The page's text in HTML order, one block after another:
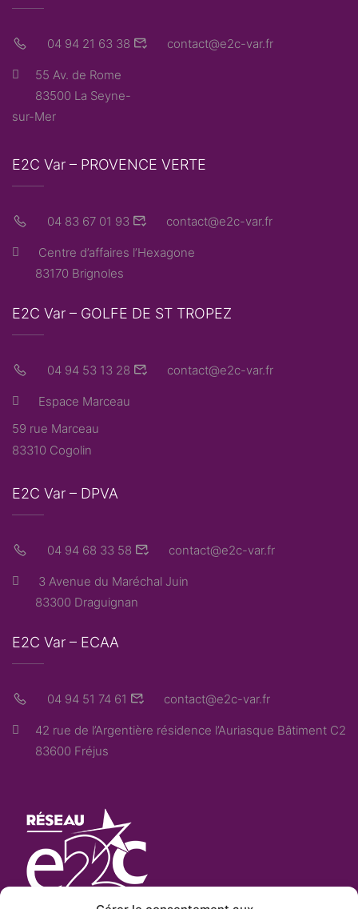
04 94 21 63 38 contact@e2c-var.fr
55 Av. de Rome
83500 La Seyne-
sur-Mer
E2C Var – PROVENCE VERTE
04 83 67 01 93 contact@e2c-var.fr
Centre d’affaires l’Hexagone
83170 Brignoles
E2C Var – GOLFE DE ST TROPEZ
04 94 53 13 28 contact@e2c-var.fr
Espace Marceau
59 rue Marceau
83310 Cogolin
E2C Var – DPVA
04 94 68 33 58 contact@e2c-var.fr
3 Avenue du Maréchal Juin
83300 Draguignan
E2C Var – ECAA
04 94 51 74 61 contact@e2c-var.fr
42 rue de l’Argentière résidence l’Auriasque Bâtiment C2
83600 Fréjus